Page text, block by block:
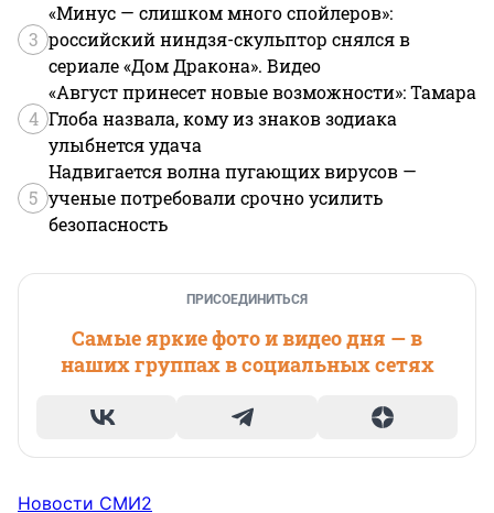
3
«Минус — слишком много спойлеров»:
российский ниндзя-скульптор снялся в
сериале «Дом Дракона». Видео
4
«Август принесет новые возможности»: Тамара
Глоба назвала, кому из знаков зодиака
улыбнется удача
5
Надвигается волна пугающих вирусов —
ученые потребовали срочно усилить
безопасность
ПРИСОЕДИНИТЬСЯ
Самые яркие фото и видео дня — в
наших группах в социальных сетях
Новости СМИ2